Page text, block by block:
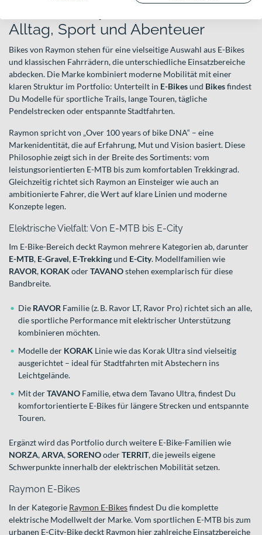
Alltag, Sport und Abenteuer
Bikes von Raymon stehen für eine vielseitige Auswahl aus E-Bikes
und klassischen Fahrrädern, die unterschiedliche Einsatzbereiche
abdecken. Die Marke kombiniert moderne Mobilität mit einer
klaren Struktur im Portfolio: Unterteilt in E-Bikesund Bikesfindest
Du Modelle für sportliche Trails, lange Touren, tägliche
Pendelstrecken oder entspannte Stadtfahrten.
Raymon spricht von „Over 100 years of bike DNA“ – eine
Markenidentität, die auf Erfahrung, Mut und Vision basiert. Diese
Philosophie zeigt sich in der Breite des Sortiments: vom
leistungsorientierten E-MTB bis zum komfortablen Trekkingrad.
Gleichzeitig richtet sich Raymon an Einsteiger wie auch an
ambitionierte Fahrer, die Wert auf klare Linien und moderne
Konzepte legen.
Elektrische Vielfalt: Von E-MTB bis E-City
Im E-Bike-Bereich deckt Raymon mehrere Kategorien ab, darunter
E-MTB, E-Gravel, E-Trekkingund E-City. Modellfamilien wie
RAVOR, KORAK oderTAVANOstehen exemplarisch für diese
Bandbreite.
Die RAVOR Familie (z. B. Ravor LT, Ravor Pro) richtet sich an alle,
die sportliche Performance mit elektrischer Unterstützung
kombinieren möchten.
Modelle der KORAK Linie wie das Korak Ultra sind vielseitig
ausgerichtet – ideal für Stadtfahrten mit Abstechern ins
Leichtgelände.
Mit derTAVANO Familie, etwa dem Tavano Ultra, findest Du
komfortorientierte E-Bikes für längere Strecken und entspannte
Touren.
Ergänzt wird das Portfolio durch weitere E-Bike-Familien wie
NORZA,ARVA,SORENOoderTERRIT, die jeweils eigene
Schwerpunkte innerhalb der elektrischen Mobilität setzen.
Raymon E-Bikes
In der Kategorie Raymon E-Bikesfindest Du die komplette
elektrische Modellwelt der Marke. Vom sportlichen E-MTB bis zum
urbanen E-City-Bike deckt Raymon hier zahlreiche Einsatzbereiche